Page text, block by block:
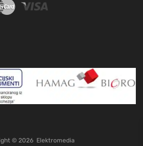
© 2026 Elektromedia